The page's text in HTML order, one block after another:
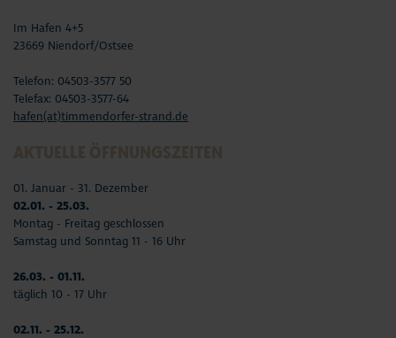
Im Hafen 4+5
23669 Niendorf/Ostsee
Telefon: 04503-3577 50
Telefax: 04503-3577-64
hafen(at)timmendorfer-strand.de
01. Januar - 31. Dezember
02.01. - 25.03.
Montag - Freitag geschlossen
Samstag und Sonntag 11 - 16 Uhr
26.03. - 01.11.
täglich 10 - 17 Uhr
02.11. - 25.12.